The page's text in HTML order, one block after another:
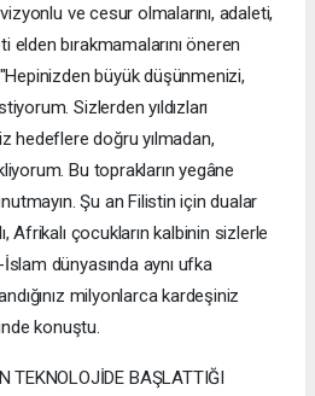
ve cesur olmalarını, adaleti,
elden bırakmamalarını öneren
büyük düşünmenizi,
Sizlerden yıldızları
hedeflere doğru yılmadan,
Bu toprakların yegâne
Şu an Filistin için dualar
Afrikalı çocukların kalbinin sizlerle
İslam dünyasında aynı ufka
milyonlarca kardeşiniz
konuştu.
TEKNOLOJİDE BAŞLATTIĞI